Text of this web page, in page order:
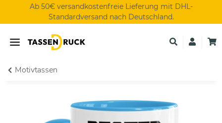
Ab 50€ versandkostenfreie Lieferung mit DHL-
Standardversand nach Deutschland.
Motivtassen